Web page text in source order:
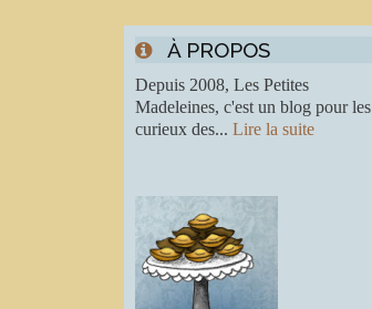
À PROPOS
Depuis 2008, Les Petites
Madeleines, c'est un blog pour les
curieux des... Lire la suite